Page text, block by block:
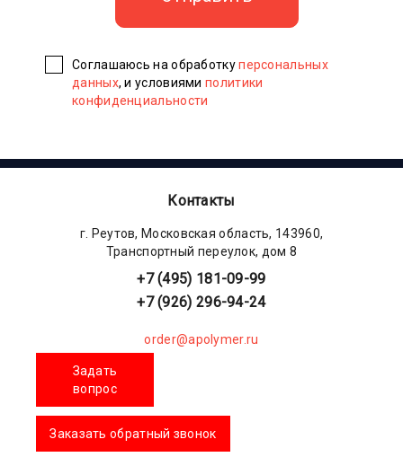
Соглашаюсь на обработкуперсональных
данных, и условиямиполитики
конфиденциальности
Контакты
г. Реутов, Московская область, 143960,
Транспортный переулок, дом 8
+7 (495) 181-09-99
+7 (926) 296-94-24
order@apolymer.ru
Задать
вопрос
Заказать обратный звонок